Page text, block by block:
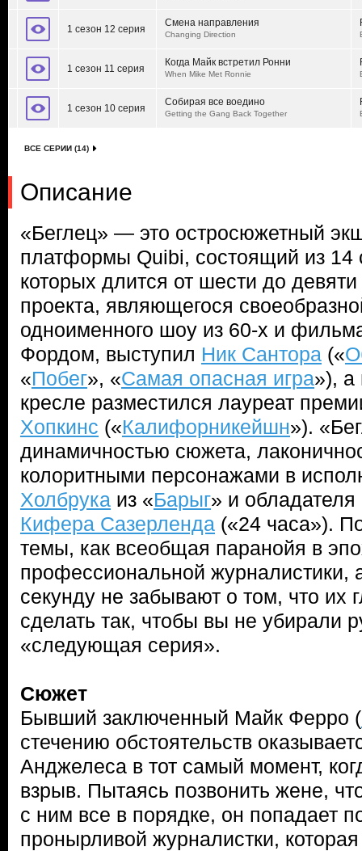
1 сезон 12 серия
Смена направления
Changing Direction
1 сезон 11 серия
Когда Майк встретил Ронни
When Mike Met Ronnie
1 сезон 10 серия
Собирая все воедино
Getting the Gang Back Together
ВСЕ СЕРИИ (14)
Описание
«Беглец» — это остросюжетный
платформы Quibi, состоящий из 14
которых длится от шести до
проекта, являющегося
одноименного шоу из 60-х и
Фордом, выступил Ник Сантора («
«Побег», «Самая опасная игра»), а
кресле разместился лауреат
Хопкинс («Калифорникейшн»).
динамичностью сюжета,
колоритными персонажами в
Холбрука из «Барыг» и обладателя
Кифера Сазерленда («24 часа»).
темы, как всеобщая паранойя в
профессиональной журналистики,
секунду не забывают о том, что их
сделать так, чтобы вы не убирали
«следующая серия».
Сюжет
Бывший заключенный Майк Ферро (
стечению обстоятельств
Анджелеса в тот самый момент,
взрыв. Пытаясь позвонить жене,
с ним все в порядке, он попадает
пронырливой журналистки,